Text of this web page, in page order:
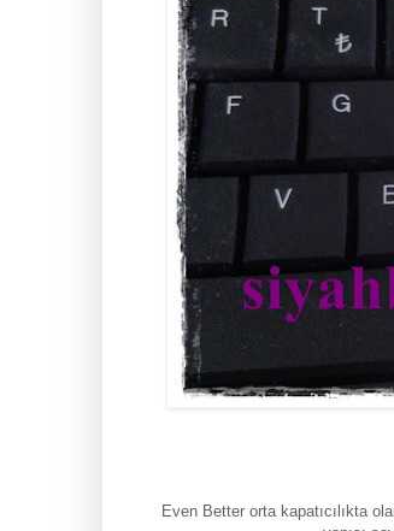
Even Better orta kapatıcılıkta